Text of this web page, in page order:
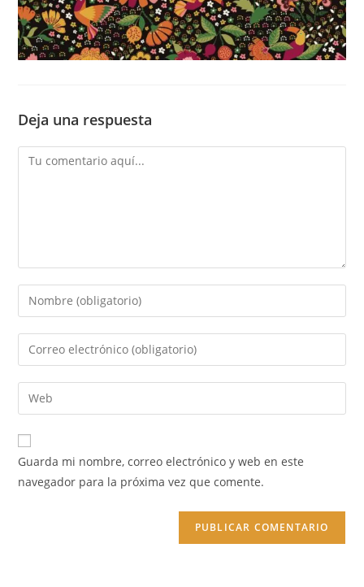
Deja una respuesta
Comentario
Introduce
tu
nombre
de
usuario
para
comentar
Introduce
tu
dirección
de
electrónico
para
comentar
Introduce
la
URL
de
Guarda mi nombre, correo electrónico y web en este
navegador para la próxima vez que comente.